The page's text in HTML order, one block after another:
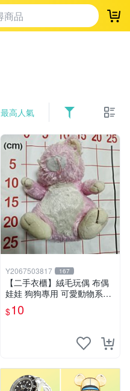
登
最高人氣
Y2067503817 167
【二手衣櫃】絨毛玩偶 布偶
娃娃 狗狗專用 可愛動物系列
耐咬耐磨玩具 玩偶 粉紅熊寵
物玩具 1120929
$10